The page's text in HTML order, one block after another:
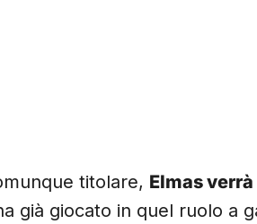
titolare, Elmas
già giocato in quel ruolo a